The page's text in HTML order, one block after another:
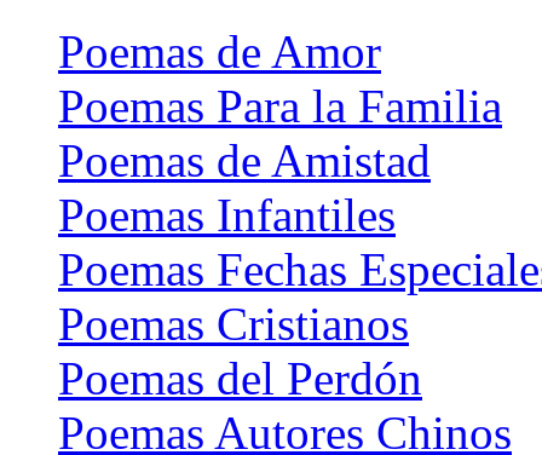
Poemas de Amor
Poemas Para la Familia
Poemas de Amistad
Poemas Infantiles
Poemas Fechas
Poemas Cristianos
Poemas del Perdón
Poemas Autores Chinos